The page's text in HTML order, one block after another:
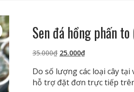
Sen đá hồng phấn
35.000₫ Giá
là:
35.000₫.
25.000₫Giá
tại
là:
Do số lượng các loại cây
hỗ trợ đặt đơn trực tiếp